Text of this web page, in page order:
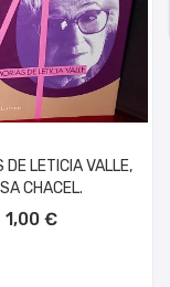
DE LETICIA VALLE,
CHACEL.
1,00 €